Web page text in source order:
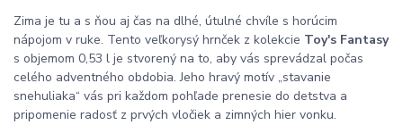
Zima je tu a s ňou aj čas na dlhé, útulné chvíle s horúcim
nápojom v ruke. Tento veľkorysý hrnček z kolekcie Toy's Fantasy
s objemom 0,53 l je stvorený na to, aby vás sprevádzal počas
celého adventného obdobia. Jeho hravý motív „stavanie
snehuliaka“ vás pri každom pohľade prenesie do detstva a
pripomenie radosť z prvých vločiek a zimných hier vonku.